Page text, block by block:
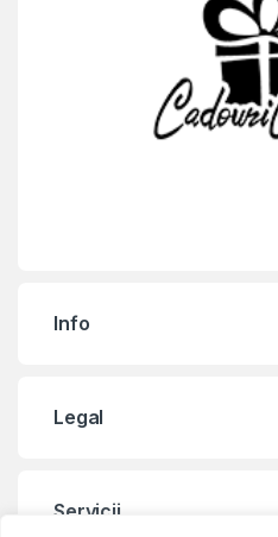
Info
Legal
Servicii